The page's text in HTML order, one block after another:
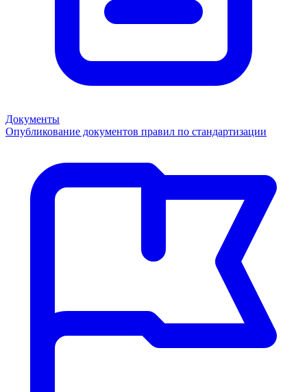
Документы
Опубликование документов правил по стандартизации